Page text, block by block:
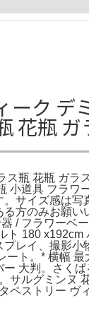
ーク
花瓶
ス瓶 花瓶 ガラ
小道具 フラワ
サイズ感は
方のみお願
/ フラワーベ
ト 180
プレイ、撮影
ート。* 横幅
ー 大判。さく
サルグミンヌ
ペストリー ヴ